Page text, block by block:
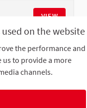
on the website
the performance and
us to provide a more
channels.
VIEW
all withdrawn meetings